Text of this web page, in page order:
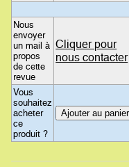
Nous
envoyer
un mail à
propos
de cette
revue
Cliquer pour
nous contacter
Vous
souhaitez
acheter
ce
produit ?